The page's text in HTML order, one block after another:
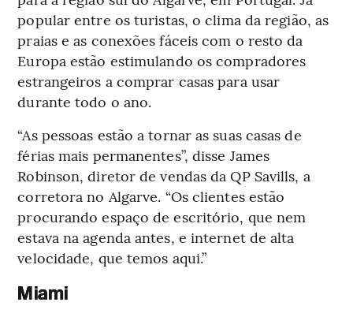
popular entre os turistas, o clima da região, as
praias e as conexões fáceis com o resto da
Europa estão estimulando os compradores
estrangeiros a comprar casas para usar
durante todo o ano.
“As pessoas estão a tornar as suas casas de
férias mais permanentes”, disse James
Robinson, diretor de vendas da QP Savills, a
corretora no Algarve. “Os clientes estão
procurando espaço de escritório, que nem
estava na agenda antes, e internet de alta
velocidade, que temos aqui.”
Miami